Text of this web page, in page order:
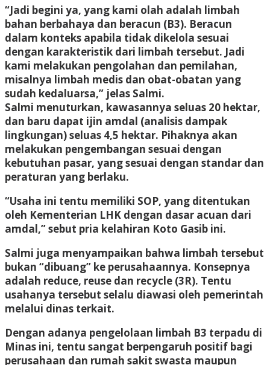
“Jadi begini ya, yang kami olah adalah limbah
bahan berbahaya dan beracun (B3). Beracun
dalam konteks apabila tidak dikelola sesuai
dengan karakteristik dari limbah tersebut. Jadi
kami melakukan pengolahan dan pemilahan,
misalnya limbah medis dan obat-obatan yang
sudah kedaluarsa,” jelas Salmi.
Salmi menuturkan, kawasannya seluas 20 hektar,
dan baru dapat ijin amdal (analisis dampak
lingkungan) seluas 4,5 hektar. Pihaknya akan
melakukan pengembangan sesuai dengan
kebutuhan pasar, yang sesuai dengan standar dan
peraturan yang berlaku.
“Usaha ini tentu memiliki SOP, yang ditentukan
oleh Kementerian LHK dengan dasar acuan dari
amdal,” sebut pria kelahiran Koto Gasib ini.
Salmi juga menyampaikan bahwa limbah tersebut
bukan “dibuang” ke perusahaannya. Konsepnya
adalah reduce, reuse dan recycle (3R). Tentu
usahanya tersebut selalu diawasi oleh pemerintah
melalui dinas terkait.
Dengan adanya pengelolaan limbah B3 terpadu di
Minas ini, tentu sangat berpengaruh positif bagi
perusahaan dan rumah sakit swasta maupun